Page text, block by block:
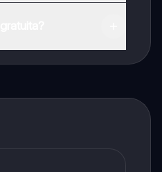
di studiare senza